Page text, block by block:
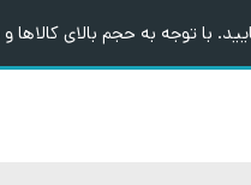
توجه به حجم بالای کالاها